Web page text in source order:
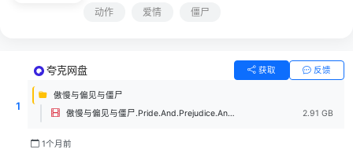
的班纳特夫人第一时间带着五位身怀绝技且貌美如花的女
利互有好感，伊丽莎白(莉莉·詹姆斯 Lily James 饰)则和
宾利的好友上校达西(萨姆·赖利 Sam Riley 饰)因为各种
缘由而相互厌恶。丧尸危机接连爆发，达西将与伊丽莎白
在战斗中加深理解……
动作 爱情 僵尸
1
夸克网盘 获取 反馈
傲慢与偏见与僵尸
傲慢与偏见与僵尸.Pride.And.Prejudice.And.Zombies.2016.BD-1080p.X264.AAC-99Mp4.mp4
2.91 GB
1个月前